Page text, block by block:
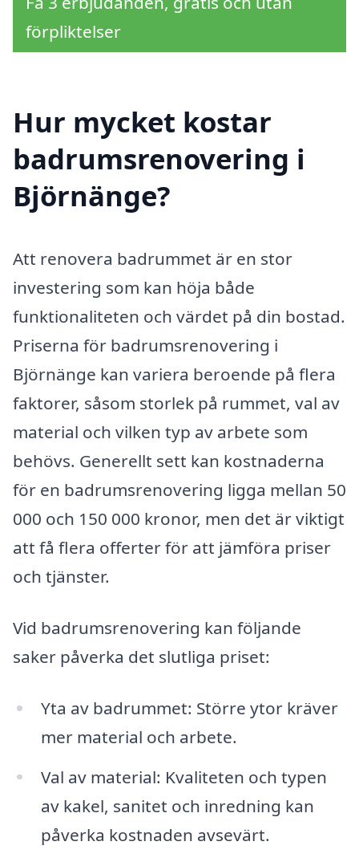
förpliktelser
Hur mycket kostar
badrumsrenovering i
Björnänge?
Att renovera badrummet är en stor
investering som kan höja både
funktionaliteten och värdet på din bostad.
Priserna för badrumsrenovering i
Björnänge kan variera beroende på flera
faktorer, såsom storlek på rummet, val av
material och vilken typ av arbete som
behövs. Generellt sett kan kostnaderna
för en badrumsrenovering ligga mellan 50
000 och 150 000 kronor, men det är viktigt
att få flera offerter för att jämföra priser
och tjänster.
Vid badrumsrenovering kan följande
saker påverka det slutliga priset:
Yta av badrummet: Större ytor kräver
mer material och arbete.
Val av material: Kvaliteten och typen
av kakel, sanitet och inredning kan
påverka kostnaden avsevärt.